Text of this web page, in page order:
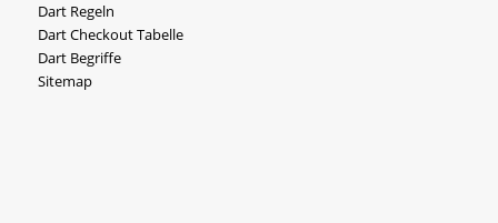
Dart Regeln
Dart Checkout Tabelle
Dart Begriffe
Sitemap